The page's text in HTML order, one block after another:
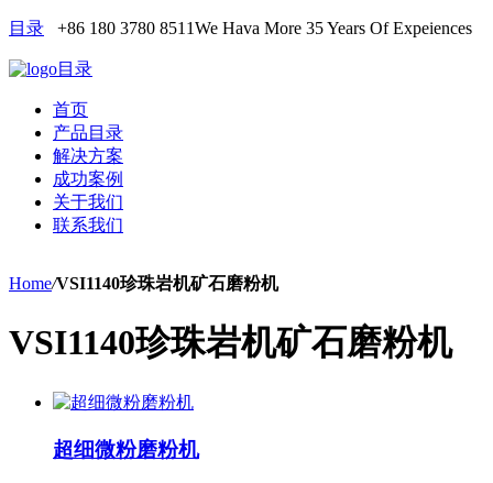
目录 +86 180 3780 8511We Hava More 35 Years Of Expeiences
目录
首页
产品目录
解决方案
成功案例
关于我们
联系我们
Home/VSI1140珍珠岩机矿石磨粉机
VSI1140珍珠岩机矿石磨粉机
超细微粉磨粉机